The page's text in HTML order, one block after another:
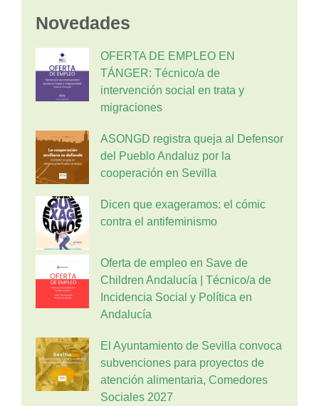
Novedades
OFERTA DE EMPLEO EN
TÁNGER: Técnico/a de
intervención social en trata y
migraciones
ASONGD registra queja al Defensor
del Pueblo Andaluz por la
cooperación en Sevilla
Dicen que exageramos: el cómic
contra el antifeminismo
Oferta de empleo en Save de
Children Andalucía | Técnico/a de
Incidencia Social y Política en
Andalucía
El Ayuntamiento de Sevilla convoca
subvenciones para proyectos de
atención alimentaria, Comedores
Sociales 2027